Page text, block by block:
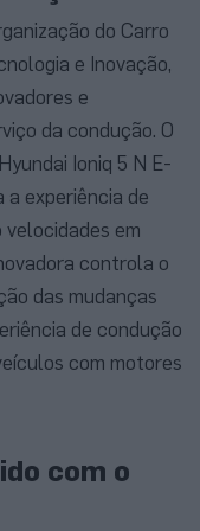
do Carro
e Inovação,
e
da condução. O
Ioniq 5 N E-
experiência de
em
controla o
das mudanças
de condução
com motores
com o